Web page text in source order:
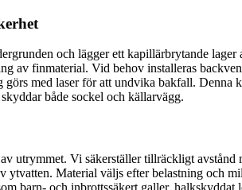
och lägger ett kapillärbrytande
av finmaterial. Vid behov installeras
med laser för att undvika bakfall. Denna
både sockel och källarvägg.
utrymmet. Vi säkerställer tillräckligt
Material väljs efter belastning och
barn- och inbrottssäkert galler,